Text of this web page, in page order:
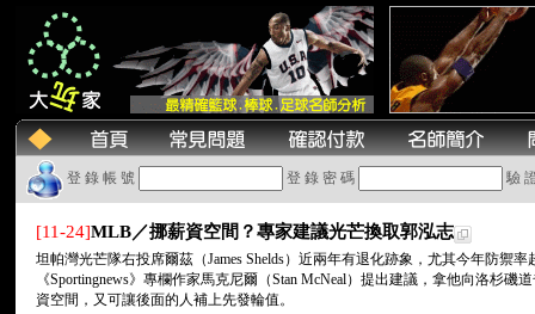
登 錄 帳 號 登 錄 密 碼 驗
[11-24]MLB／挪薪資空間？專家建議光芒換取郭泓志
坦帕灣光芒隊右投席爾茲（James Shelds）近兩年有退化跡象，尤其今年防禦
《Sportingnews》專欄作家馬克尼爾（Stan McNeal）提出建議，拿他向洛杉磯
資空間，又可讓後面的人補上先發輪值。